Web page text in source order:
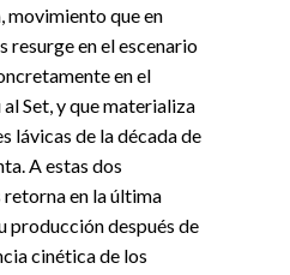
movimiento que en
resurge en el escenario
en el
Set, y que materializa
lávicas de la década de
A estas dos
retorna en la última
producción después de
cinética de los